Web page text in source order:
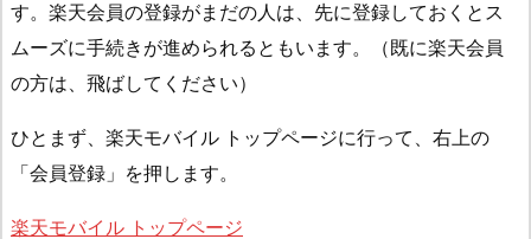
す。楽天会員の登録がまだの人は、先に登録しておくとス
ムーズに手続きが進められるともいます。（既に楽天会員
の方は、飛ばしてください）
ひとまず、楽天モバイル トップページに行って、右上の
「会員登録」を押します。
楽天モバイル トップページ